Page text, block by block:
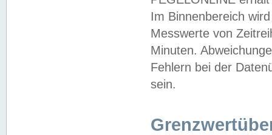
Im Binnenbereich
Messwerte von
Minuten.
Fehlern bei der
sein.